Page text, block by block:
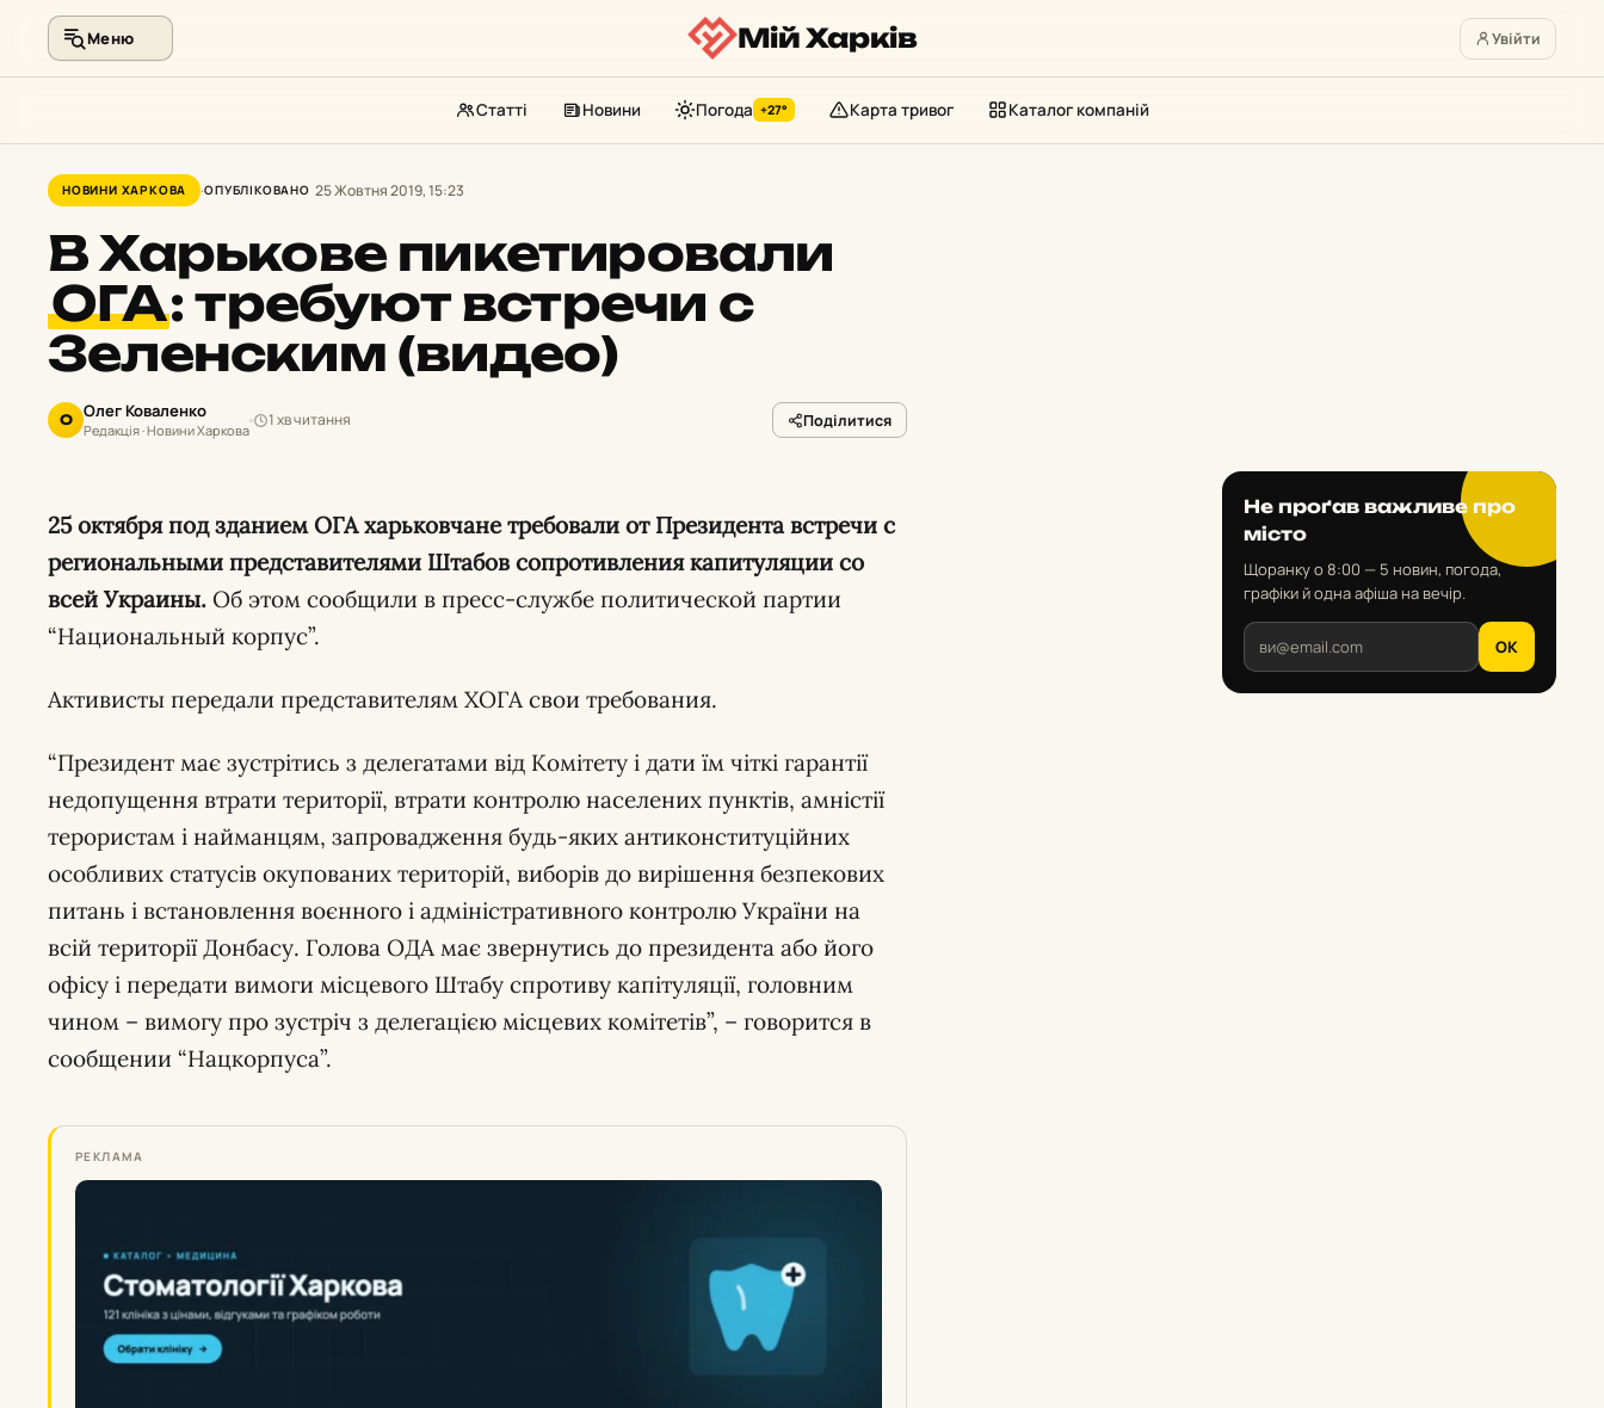
контенту
Меню Мій Харків Увійти
Статті Новини Погода +27° Карта тривог Каталог компаній
НОВИНИ ХАРКОВА ОПУБЛІКОВАНО 25 Жовтня 2019, 15:23
В Харькове пикетировали
ОГА: требуют встречи с
Зеленским (видео)
О Олег Коваленко
Редакція · Новини Харкова
1 хв читання Поділитися
25 октября под зданием ОГА харьковчане требовали от Президента встречи с
региональными представителями Штабов сопротивления капитуляции со
всей Украины. Об этом сообщили в пресс-службе политической партии
“Национальный корпус”.
Активисты передали представителям ХОГА свои требования.
“Президент має зустрітись з делегатами від Комітету і дати їм чіткі гарантії
недопущення втрати території, втрати контролю населених пунктів, амністії
терористам і найманцям, запровадження будь-яких антиконституційних
особливих статусів окупованих територій, виборів до вирішення безпекових
питань і встановлення воєнного і адміністративного контролю України на
всій території Донбасу. Голова ОДА має звернутись до президента або його
офісу і передати вимоги місцевого Штабу спротиву капітуляції, головним
чином – вимогу про зустріч з делегацією місцевих комітетів”, – говорится в
сообщении “Нацкорпуса”.
РЕКЛАМА
Не проґав важливе про
місто
Щоранку о 8:00 — 5 новин, погода,
графіки й одна афіша на вечір.
OK